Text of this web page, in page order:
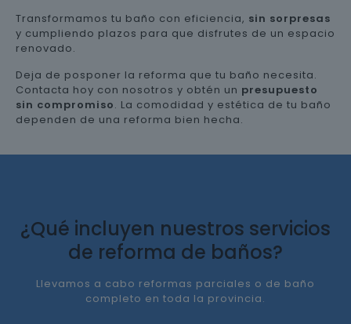
Transformamos tu baño con eficiencia, sin sorpresas
y cumpliendo plazos para que disfrutes de un espacio
renovado.
Deja de posponer la reforma que tu baño necesita.
Contacta hoy con nosotros y obtén un presupuesto
sin compromiso. La comodidad y estética de tu baño
dependen de una reforma bien hecha.
¿Qué incluyen nuestros servicios
de reforma de baños?
Llevamos a cabo reformas parciales o de baño
completo en toda la provincia.